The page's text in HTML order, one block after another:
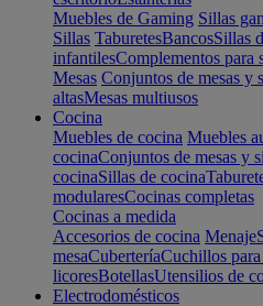
Muebles de Gaming Sillas
Sillas TaburetesBancosSillas
infantilesComplementos para
Mesas Conjuntos de mesas y
altasMesas multiusos
Cocina
Muebles de cocina Muebles
cocinaConjuntos de mesas y
cocinaSillas de cocina
modularesCocinas completas
Cocinas a medida
Accesorios de cocina Menaje
mesaCuberteríaCuchillos
licoresBotellasUtensilios de
Electrodomésticos